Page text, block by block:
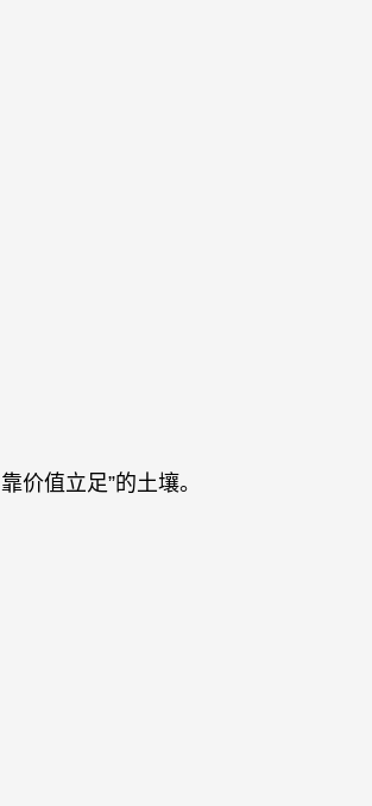
价值立足”的土壤。